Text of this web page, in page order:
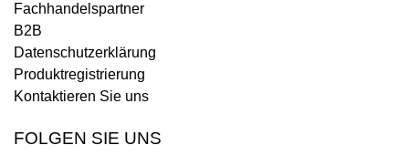
Fachhandelspartner
B2B
Datenschutzerklärung
Produktregistrierung
Kontaktieren Sie uns
FOLGEN SIE UNS